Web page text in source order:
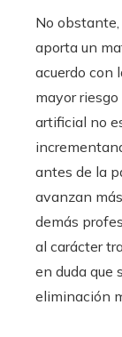
No
aporta un
acuerdo con
mayor
artificial no
antes de la
avanzan
demás
al carácter
en duda que
eliminación